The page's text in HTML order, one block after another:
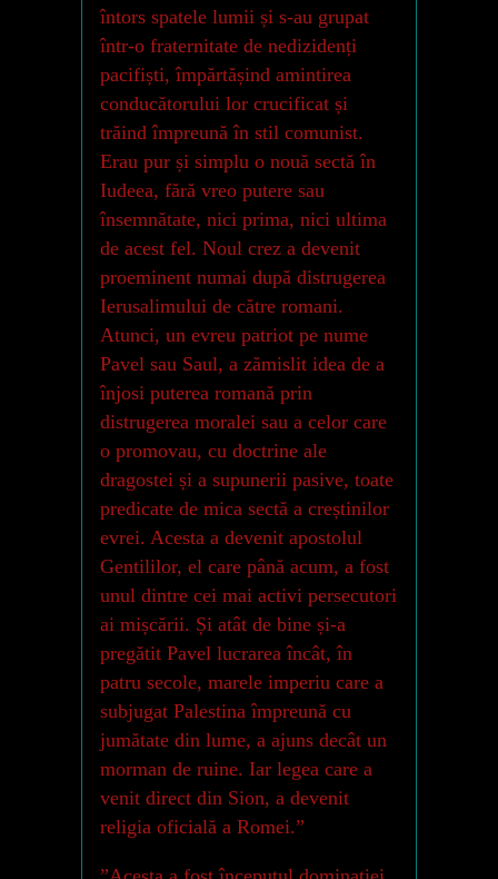
întors spatele lumii și s-au grupat
într-o fraternitate de nedizidenți
pacifiști, împărtășind amintirea
conducătorului lor crucificat și
trăind împreună în stil comunist.
Erau pur și simplu o nouă sectă în
Iudeea, fără vreo putere sau
însemnătate, nici prima, nici ultima
de acest fel. Noul crez a devenit
proeminent numai după distrugerea
Ierusalimului de către romani.
Atunci, un evreu patriot pe nume
Pavel sau Saul, a zămislit idea de a
înjosi puterea romană prin
distrugerea moralei sau a celor care
o promovau, cu doctrine ale
dragostei și a supunerii pasive, toate
predicate de mica sectă a creștinilor
evrei. Acesta a devenit apostolul
Gentililor, el care până acum, a fost
unul dintre cei mai activi persecutori
ai mișcării. Și atât de bine și-a
pregătit Pavel lucrarea încât, în
patru secole, marele imperiu care a
subjugat Palestina împreună cu
jumătate din lume, a ajuns decât un
morman de ruine. Iar legea care a
venit direct din Sion, a devenit
religia oficială a Romei.”